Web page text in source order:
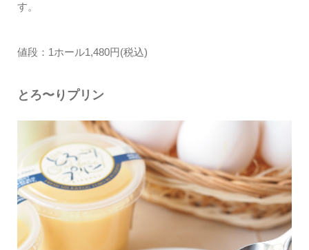
す。
値段：1ホール1,480円(税込)
とろ〜りプリン